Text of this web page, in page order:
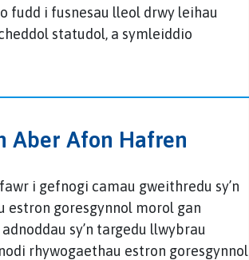
fudd i fusnesau lleol drwy leihau
statudol, a symleiddio
Aber Afon Hafren
i gefnogi camau gweithredu sy’n
estron goresgynnol morol gan
sy’n targedu llwybrau
rhywogaethau estron goresgynnol